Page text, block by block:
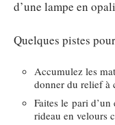
d’une lampe en
Quelques pistes
Accumulez les
donner du relief à
Faites le pari
rideau en velours